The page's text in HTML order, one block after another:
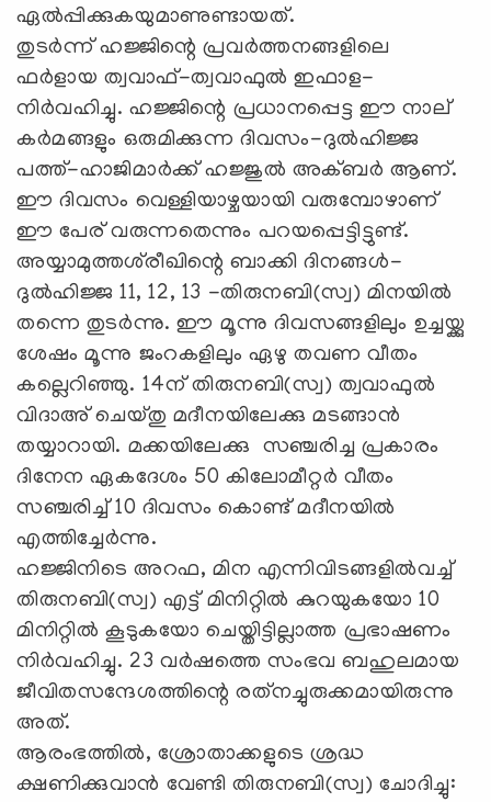
ഏല്‍പ്പിക്കുകയുമാണുണ്ടായത്.
തുടര്‍ന്ന് ഹജ്ജിന്റെ പ്രവര്‍ത്തനങ്ങളിലെ
ഫര്‍ളായ ത്വവാഫ്-ത്വവാഫുല്‍ ഇഫാള-
നിര്‍വഹിച്ചു. ഹജ്ജിന്റെ പ്രധാനപ്പെട്ട ഈ നാല്
കര്‍മങ്ങളും ഒരുമിക്കുന്ന ദിവസം-ദുല്‍ഹിജ്ജ
പത്ത്-ഹാജിമാര്‍ക്ക് ഹജ്ജുല്‍ അക്ബര്‍ ആണ്.
ഈ ദിവസം വെള്ളിയാഴ്ചയായി വരുമ്പോഴാണ്
ഈ പേര് വരുന്നതെന്നും പറയപ്പെട്ടിട്ടുണ്ട്.
അയ്യാമുത്തശ്‌രീഖിന്റെ ബാക്കി ദിനങ്ങള്‍-
ദുല്‍ഹിജ്ജ 11, 12, 13 -തിരുനബി(സ്വ) മിനയില്‍
തന്നെ തുടര്‍ന്നു. ഈ മൂന്നു ദിവസങ്ങളിലും ഉച്ചയ്ക്കു
ശേഷം മൂന്നു ജംറകളിലും ഏഴു തവണ വീതം
കല്ലെറിഞ്ഞു. 14ന് തിരുനബി(സ്വ) ത്വവാഫുല്‍
വിദാഅ് ചെയ്തു മദീനയിലേക്കു മടങ്ങാന്‍
തയ്യാറായി. മക്കയിലേക്കു സഞ്ചരിച്ച പ്രകാരം
ദിനേന ഏകദേശം 50 കിലോമീറ്റര്‍ വീതം
സഞ്ചരിച്ച് 10 ദിവസം കൊണ്ട് മദീനയില്‍
എത്തിച്ചേര്‍ന്നു.
ഹജ്ജിനിടെ അറഫ, മിന എന്നിവിടങ്ങളില്‍വച്ച്
തിരുനബി(സ്വ) എട്ട് മിനിറ്റില്‍ കുറയുകയോ 10
മിനിറ്റില്‍ കൂടുകയോ ചെയ്തിട്ടില്ലാത്ത പ്രഭാഷണം
നിര്‍വഹിച്ചു. 23 വര്‍ഷത്തെ സംഭവ ബഹുലമായ
ജീവിതസന്ദേശത്തിന്റെ രത്‌നച്ചുരുക്കമായിരുന്നു
അത്.
ആരംഭത്തില്‍, ശ്രോതാക്കളുടെ ശ്രദ്ധ
ക്ഷണിക്കുവാന്‍ വേണ്ടി തിരുനബി(സ്വ) ചോദിച്ചു: